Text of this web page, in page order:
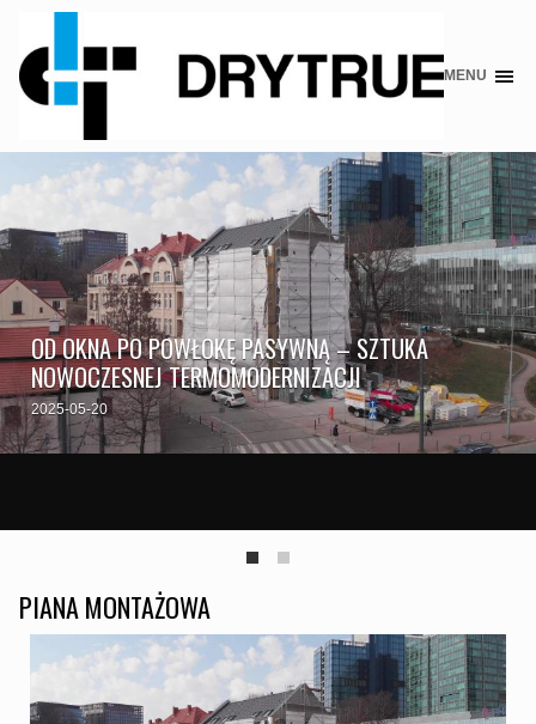
Skip
MENU
OD OKNA PO POWŁOKĘ PASYWNĄ – SZTUKA
NOWOCZESNEJ TERMOMODERNIZACJI
2025-05-20
PIANA MONTAŻOWA